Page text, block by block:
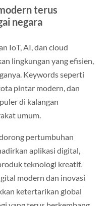
terus
negara
IoT, AI, dan cloud
lingkungan yang efisien,
Keywords seperti
pintar modern, dan
di kalangan
umum.
pertumbuhan
aplikasi digital,
teknologi kreatif.
modern dan inovasi
ketertarikan global